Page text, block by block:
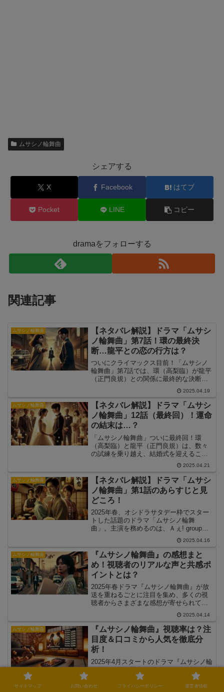
ムサシノ輪舞曲
シェアする
X Facebook はてブ
Pocket LINE コピー
dramaをフォローする
関連記事
ムサシノ輪舞曲
【ネタバレ解説】ドラマ「ムサシ
ノ輪舞曲」第7話！環の最終決
断…龍平との恋の行方は？
ついにクライマックス目前！「ムサシノ
輪舞曲」第7話では、環（高梨臨）が龍平
（正門良規）との関係に最終的な決断を
下す重要な回となりました。前回の第6話
では、環が「しばらく距離を置きたい」
と告げ、龍平はその決断を受け入れまし
た。しかし、第7話では、2人の関係に再
び大きな動きが…！龍平は環を待ち続け
るのか、それとも別れを選ぶのか？ そし
て衣笠（稲葉友）の存在が、環の決断に
どのような影響を与えるのか？今回は、
涙なしでは見られない感動の展開が待ち
受ける第7話のネタバレを詳しく解説しま
2025.04.19
ムサシノ輪舞曲
【ネタバレ解説】ドラマ「ムサシ
ノ輪舞曲」12話（最終回）！運命
の結末は…？
「ムサシノ輪舞曲」ついに最終回！環
（高梨臨）と龍平（正門良規）は、数々
の試練を乗り越え、結婚式を迎えること
ができるのか？第11話では、環の迷いと
龍平の父の問いかけが描かれました。そ
して、衣笠（稲葉友）の新たな恋の行方
も注目される最終回。最後に待ち受ける
感動の結末を、詳しくネタバレ解説して
いきます！
2025.04.21
ムサシノ輪舞曲
【ネタバレ解説】ドラマ「ムサシ
ノ輪舞曲」第1話のあらすじと見
どころ！
2025年春、オシドラサタデー枠でスター
トした話題のドラマ「ムサシノ輪舞
曲」。主演を務めるのは、Ａぇ! groupの
正門良規。彼が演じるのは、10年間片思
いを続けてきた青年・阿川龍平。第1話で
は、彼の一途な恋心と、その思いが動き
出す瞬間が描かれます。さらに、恋のラ
イバル・衣笠保の登場で三角関係が本格
化！ キュンとするシーン満載の第1話の
ネタバレを詳しく解説します。果たし
て、龍平の恋は成就するのか？ そして
環の揺れ動く心の行方は？ 本記事で
は、第1話の展開と注目ポイントを詳しく
2025.04.16
ムサシノ輪舞曲
『ムサシノ輪舞曲』の感想まと
め！視聴者のリアルな声と共感ポ
イントとは？
2025年春ドラマ『ムサシノ輪舞曲』が放
送を重ねるごとに注目を集め、多くの視
聴者からさまざまな感想が寄せられてい
ます。本記事では、SNSやレビューサイ
トに寄せられたリアルな視聴者の声をも
とに、『ムサシノ輪舞曲』の感想をポジ
ティブ・ネガティブ両面から整理し、そ
の魅力や気になるポイントを深掘りして
いきます。
2025.04.14
ムサシノ輪舞曲
『ムサシノ輪舞曲』視聴率は？注
目度＆口コミから人気を徹底分
析！
2025年4月スタートのドラマ『ムサシノ輪
舞曲』は、正門良規（Ａぇ! group）が連
続ドラマ初主演を務めることでも注目さ
れています。ヒロイン役には高梨臨、さ
2025.04.07
サイトマップ お問い合わせ プライバシーポリシー 運営者情報